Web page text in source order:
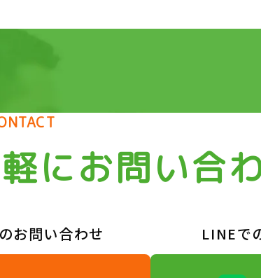
にお問い合
お問い合わせ LINEで